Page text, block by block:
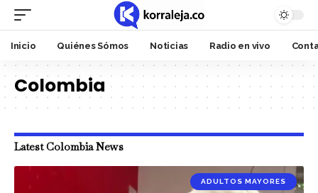
Inicio Quiénes Sómos Noticias Radio en vivo
Colombia
Latest Colombia News
ADULTOS MAYORES